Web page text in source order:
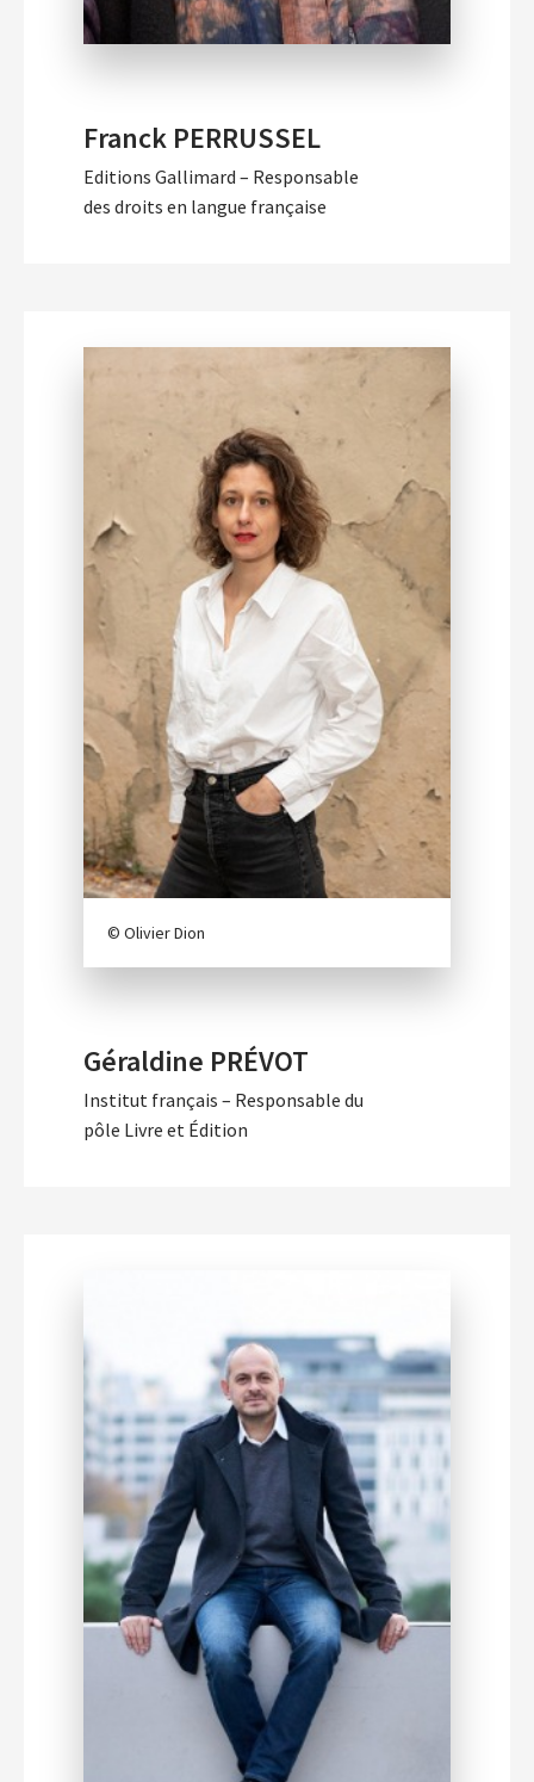
Franck PERRUSSEL
Editions Gallimard – Responsable
des droits en langue française
© Olivier Dion
Géraldine PRÉVOT
Institut français – Responsable du
pôle Livre et Édition